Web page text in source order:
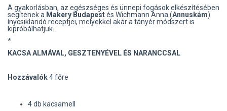
A gyakorlásban, az egészséges és ünnepi fogások elkészítésében
segítenek a Makery Budapestés Wichmann Anna (Annuskám)
ínycsiklandó receptjei, melyekkel akár a tányér módszert is
kipróbálhatjuk.
*
KACSA ALMÁVAL, GESZTENYÉVEL ÉS NARANCCSAL
Hozzávalók4 főre
4 db kacsamell